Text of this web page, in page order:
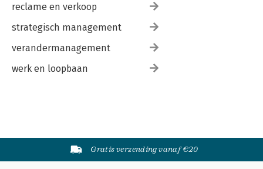
reclame en verkoop
strategisch management
verandermanagement
werk en loopbaan
Gratis verzending vanaf €20